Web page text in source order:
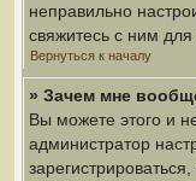
неправильно
свяжитесь с ним для
Вернуться к началу
» Зачем мне
Вы можете этого и
администратор